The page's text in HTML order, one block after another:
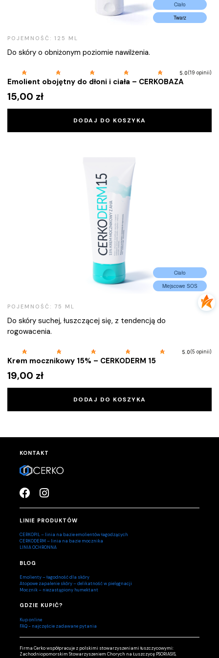
Ciało
Twarz
Emolient obojętny do dłoni i ciała – CERKOBAZA
POJEMNOŚĆ: 125 ML
Do skóry o obniżonym poziomie nawilżenia.
15,00 zł
5.0(19 opinii)
DODAJ DO KOSZYKA
Ciało
Miejscowe SOS
Krem mocznikowy 15% – CERKODERM 15
POJEMNOŚĆ: 75 ML
Do skóry suchej, łuszczącej się, z tendencją do
rogowacenia.
19,00 zł
5.0(5 opinii)
DODAJ DO KOSZYKA
KONTAKT
LINIE PRODUKTÓW
CERKOPIL – linia na bazie emolientów łagodzących
CERKODERM – linia na bazie mocznika
LINIA OCHRONNA
BLOG
Emolienty – łagodność dla skóry
Atopowe zapalenie skóry – delikatność w pielęgnacji
Mocznik – niezastąpiony humektant
GDZIE KUPIĆ?
Kup online
FAQ - najczęście zadawane pytania
Firma Cerko współpracuje z polskimi stowarzyszeniami łuszczycowymi:
Zachodniopomorskim Stowarzyszeniem Chorych na Łuszczycę PSORIASIS,